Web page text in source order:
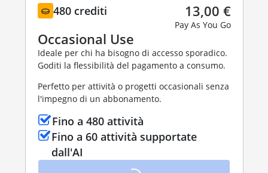
480 crediti 13,00 €
Pay As You Go
Occasional Use
Ideale per chi ha bisogno di accesso sporadico.
Goditi la flessibilità del pagamento a consumo.
Perfetto per attività o progetti occasionali senza
l'impegno di un abbonamento.
Fino a 480 attività
Fino a 60 attività supportate
dall'AI